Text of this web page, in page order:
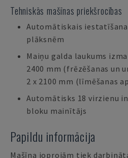
Tehniskās mašīnas priekšrocības
Automātiskais
plāksnēm
Maiņu galda laukums
2400 mm (frēzēšanas un
2 x 2100 mm (līmēšanas
Automātisks 18 virzienu
bloku mainītājs
Papildu informācija
Mašīna joprojām tiek